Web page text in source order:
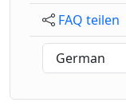
FAQ teilen